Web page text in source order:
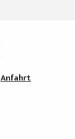
Anfahrt